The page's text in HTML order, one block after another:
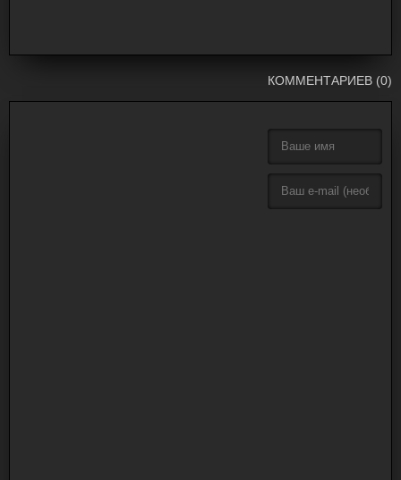
КОММЕНТАРИЕВ (0)